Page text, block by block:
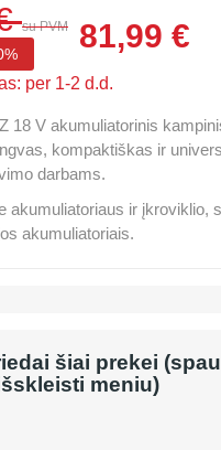
81,99 €
su PVM
per 1-2 d.d.
18 V akumuliatorinis
kompaktiškas ir
darbams.
akumuliatoriaus ir įkroviklio,
akumuliatoriais.
šiai prekei
meniu)